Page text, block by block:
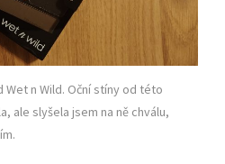
n Wild. Oční stíny od této
ale slyšela jsem na ně chválu,